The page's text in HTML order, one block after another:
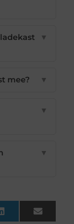
▼
mee? ▼
▼
▼
LinkedInEmail